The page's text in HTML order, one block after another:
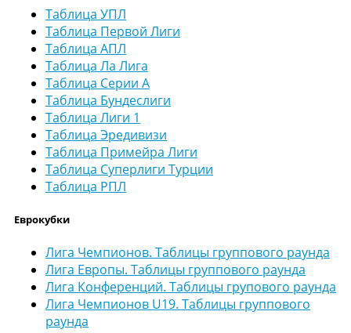
Таблица УПЛ
Таблица Первой Лиги
Таблица АПЛ
Таблица Ла Лига
Таблица Серии А
Таблица Бундеслиги
Таблица Лиги 1
Таблица Эредивизи
Таблица Примейра Лиги
Таблица Суперлиги Турции
Таблица РПЛ
Еврокубки
Лига Чемпионов. Таблицы группового раунда
Лига Европы. Таблицы группового раунда
Лига Конференций. Таблицы групового раунда
Лига Чемпионов U19. Таблицы группового
раунда